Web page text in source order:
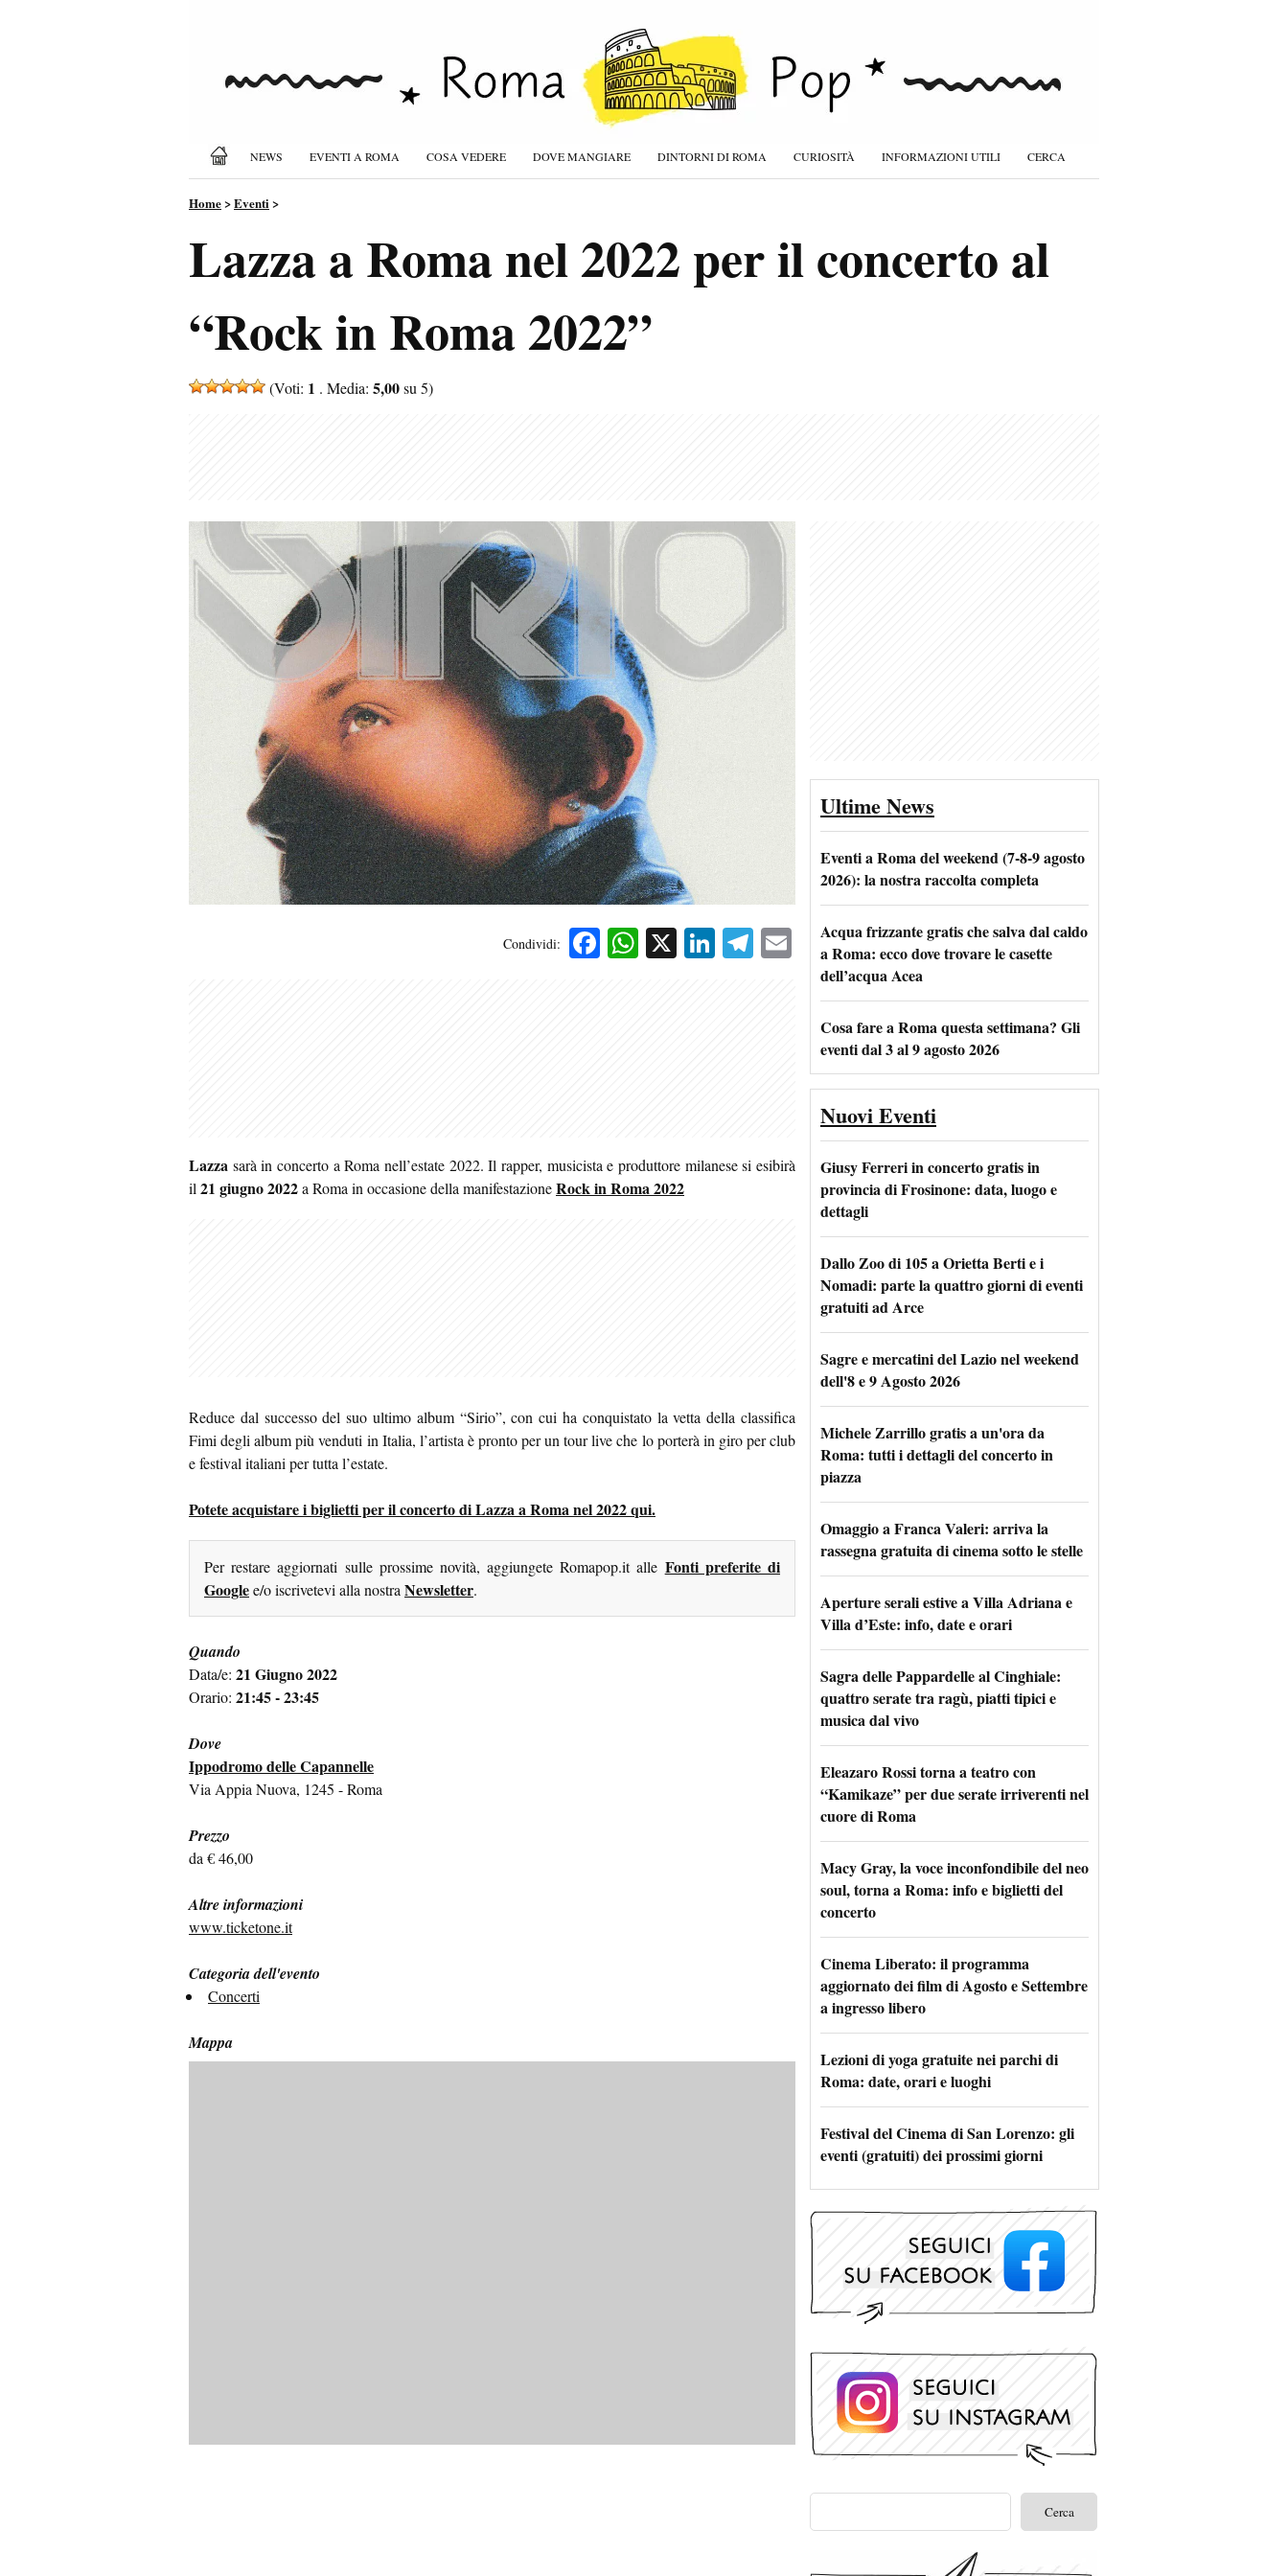
NEWS EVENTI A ROMA COSA VEDERE DOVE MANGIARE DINTORNI DI ROMA CURIOSITÀ INFORMAZIONI UTILI CERCA
Home>Eventi>
Lazza a Roma nel 2022 per il concerto al
“Rock in Roma 2022”
(Voti: 1 . Media: 5,00su 5)
Condividi: Facebook
WhatsApp
X LinkedIn
Telegram
Email
Lazza sarà in concerto a Roma nell’estate 2022. Il rapper, musicista e produttore milanese si esibirà
il21 giugno 2022a Roma in occasione della manifestazioneRock in Roma 2022
Reduce dal successo del suo ultimo album “Sirio”, con cui ha conquistato la vetta della classifica
Fimi degli album più venduti in Italia, l’artista è pronto per un tour live che lo porterà in giro per club
e festival italiani per tutta l’estate.
Potete acquistare i biglietti per il concerto di Lazza a Roma nel 2022 qui.
Per restare aggiornati sulle prossime novità, aggiungete Romapop.it alle Fonti preferite di
Googlee/o iscrivetevi alla nostraNewsletter.
Quando
Data/e: 21 Giugno 2022
Orario: 21:45 - 23:45
Dove
Ippodromo delle Capannelle
Via Appia Nuova, 1245 - Roma
Prezzo
da € 46,00
Altre informazioni
www.ticketone.it
Categoria dell'evento
Concerti
Mappa
Ultime News
Eventi a Roma del weekend (7-8-9 agosto
2026): la nostra raccolta completa
Acqua frizzante gratis che salva dal caldo
a Roma: ecco dove trovare le casette
dell’acqua Acea
Cosa fare a Roma questa settimana? Gli
eventi dal 3 al 9 agosto 2026
Nuovi Eventi
Giusy Ferreri in concerto gratis in
provincia di Frosinone: data, luogo e
dettagli
Dallo Zoo di 105 a Orietta Berti e i
Nomadi: parte la quattro giorni di eventi
gratuiti ad Arce
Sagre e mercatini del Lazio nel weekend
dell'8 e 9 Agosto 2026
Michele Zarrillo gratis a un'ora da
Roma: tutti i dettagli del concerto in
piazza
Omaggio a Franca Valeri: arriva la
rassegna gratuita di cinema sotto le stelle
Aperture serali estive a Villa Adriana e
Villa d’Este: info, date e orari
Sagra delle Pappardelle al Cinghiale:
quattro serate tra ragù, piatti tipici e
musica dal vivo
Eleazaro Rossi torna a teatro con
“Kamikaze” per due serate irriverenti nel
cuore di Roma
Macy Gray, la voce inconfondibile del neo
soul, torna a Roma: info e biglietti del
concerto
Cinema Liberato: il programma
aggiornato dei film di Agosto e Settembre
a ingresso libero
Lezioni di yoga gratuite nei parchi di
Roma: date, orari e luoghi
Festival del Cinema di San Lorenzo: gli
eventi (gratuiti) dei prossimi giorni